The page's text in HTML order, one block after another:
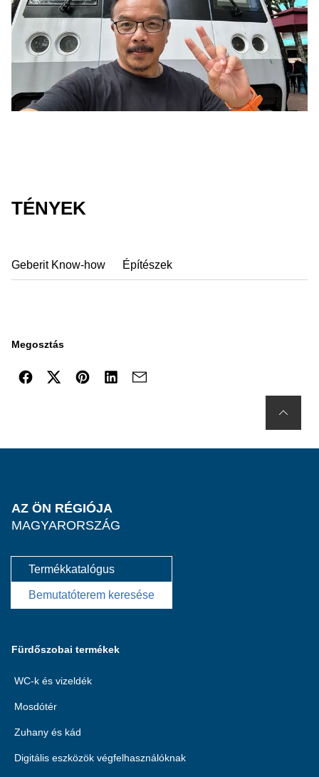
TÉNYEK
Geberit Know-how Építészek
Megosztás
AZ ÖN RÉGIÓJA
MAGYARORSZÁG
Termékkatalógus
Bemutatóterem keresése
Fürdőszobai termékek
WC-k és vizeldék
Mosdótér
Zuhany és kád
Digitális eszközök végfelhasználóknak